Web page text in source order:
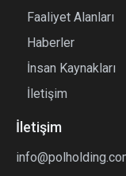
Faaliyet Alanları
Haberler
İnsan Kaynakları
İletişim
İletişim